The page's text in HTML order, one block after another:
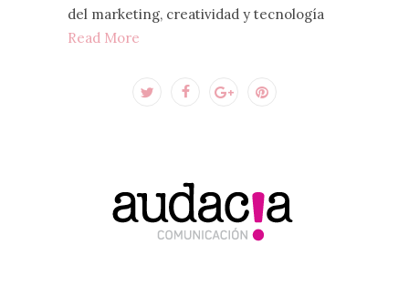
del marketing, creatividad y tecnología
Read More